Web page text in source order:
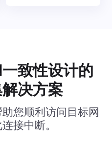
致性设计的
决方案
您顺利访问目标网
接中断。